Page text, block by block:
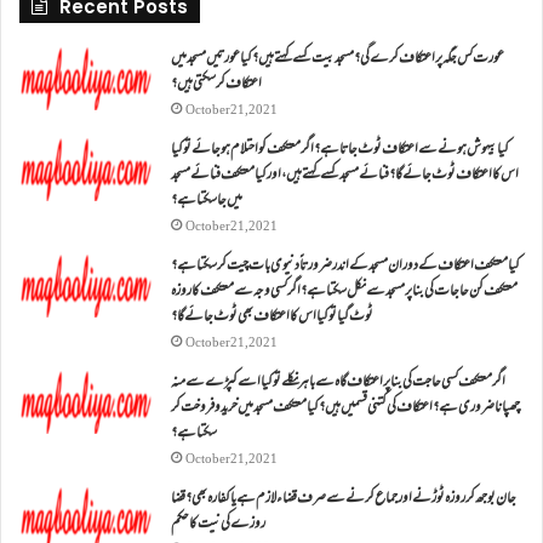
Recent Posts
عورت کس جگہ پر اعتکاف کرے گی؟مسجد بیت کسے کہتے ہیں؟کیا عورتیں مسجد میں
اعتکاف کر سکتی ہیں؟
October 21, 2021
کیا بیہوش ہونے سے اعتکاف ٹوٹ جاتا ہے؟ اگر معتکف کو احتلام ہو جائے تو کیا
اس کا اعتکاف ٹوٹ جائے گا؟فنائے مسجد کسے کہتے ہیں ، اور کیا معتکف فنائے مسجد
میں جا سکتا ہے؟
October 21, 2021
کیا معتکف اعتکاف کے دوران مسجد کے اندر ضرورتاً دنیوی بات چیت کر سکتا ہے؟
معتکف کن حاجات کی بنا پر مسجد سے نکل سکتا ہے؟ اگر کسی وجہ سے معتکف کا روزہ
ٹوٹ گیا تو کیا اس کا اعتکاف بھی ٹوٹ جائے گا؟
October 21, 2021
اگر معتکف کسی حاجت کی بنا پر اعتکاف گاہ سے باہر نکلے تو کیا اسے کپڑے سے منہ
چھپانا ضروری ہے؟اعتکاف کی کتنی قسمیں ہیں؟کیا معتکف مسجد میں خرید و فروخت کر
سکتا ہے؟
October 21, 2021
جان بوجھ کر روزہ ٹوڑنے اور جماع کرنے سے صرف قضاء لازم ہے یا کفارہ بھی؟ قضا
روزے کی نیت کا حکم